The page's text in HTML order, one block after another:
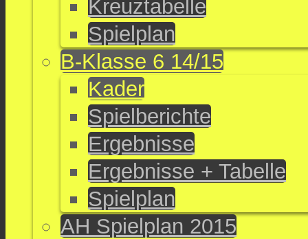
Kreuztabelle
Spielplan
B-Klasse 6 14/15
Kader
Spielberichte
Ergebnisse
Ergebnisse + Tabelle
Spielplan
AH Spielplan 2015